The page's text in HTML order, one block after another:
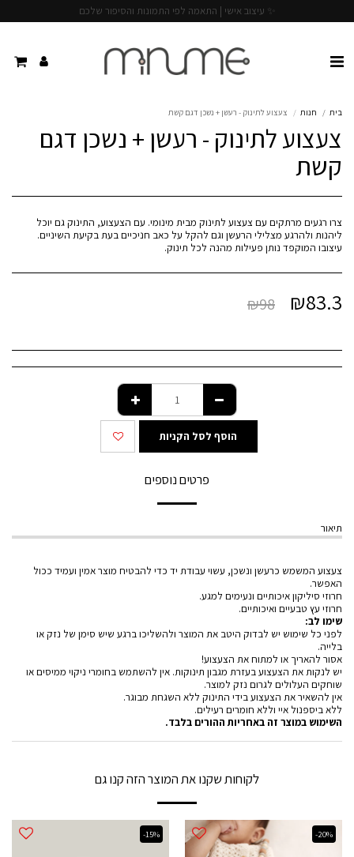
✨ עיצוב אישי | התאמה לפי התמונות והסיפור שלכם
בית חנות צעצוע לתינוק - רעשן + נשכן דגם קשת
צעצוע לתינוק - רעשן + נשכן דגם
קשת
צרו רגעים מרתקים עם צעצוע לתינוק מבית מינומי. עם הצעצוע, התינוק גם יוכל
עיצובו המוקפד נותן פעילות מהנה לכל תינוק.
₪83.3
₪98
הוסף לסל הקניות
פרטים נוספים
תיאור
צעצוע המשמש כרעשן ונשכן, עשוי עבודת יד כדי להבטיח מוצר אמין ועמיד ככול
האפשר.
חרוזי סיליקון איכותיים ונעימים למגע.
חרוזי עץ טבעיים ואיכותיים.
שימו לב:
לפני כל שימוש יש לבדוק היטב את המוצר ולהשליכו ברגע שיש סימן של נזק או
בלייה.
אסור להאריך או למתוח את הצעצוע!
יש לנקות את הצעצוע בעזרת מגבון תינוקות. אין להשתמש בחומרי ניקוי ממיסים או
שוחקים העלולים לגרום נזק למוצר.
אין להשאיר את הצעצוע בידי התינוק ללא השגחת מבוגר.
ללא ביספנול איי וללא חומרים רעילים.
השימוש במוצר זה באחריות ההורים בלבד.
לקוחות שקנו את המוצר הזה קנו גם
-20%
-15%